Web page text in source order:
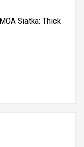
Siatka: Thick